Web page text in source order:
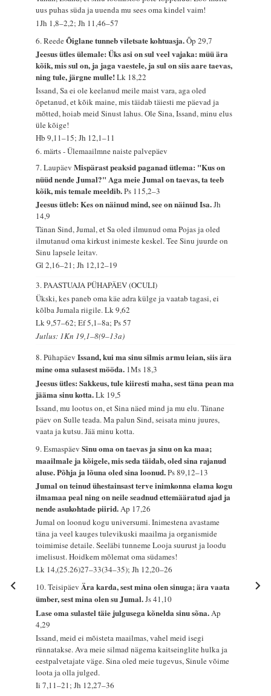
uus puhas süda ja uuenda mu sees oma kindel vaim!
1Jh 1,8–2,2; Jh 11,46–57
6. ReedeÕiglane tunneb viletsate kohtuasja.Õp 29,7
Jeesus ütles ülemale: Üks asi on sul veel vajaka: müü ära
kõik, mis sul on, ja jaga vaestele, ja sul on siis aare taevas,
ning tule, järgne mulle!Lk 18,22
Issand, Sa ei ole keelanud meile maist vara, aga oled
õpetanud, et kõik maine, mis täidab täiesti me päevad ja
mõtted, hoiab meid Sinust lahus. Ole Sina, Issand, minu elus
üle kõige!
Hb 9,11–15; Jh 12,1–11
6. märts - Ülemaailmne naiste palvepäev
7. LaupäevMispärast peaksid paganad ütlema: "Kus on
nüüd nende Jumal?" Aga meie Jumal on taevas, ta teeb
kõik, mis temale meeldib.Ps 115,2–3
Jeesus ütleb: Kes on näinud mind, see on näinud Isa.Jh
14,9
Tänan Sind, Jumal, et Sa oled ilmunud oma Pojas ja oled
ilmutanud oma kirkust inimeste keskel. Tee Sinu juurde on
Sinu lapsele leitav.
Gl 2,16–21; Jh 12,12–19
3. PAASTUAJA PÜHAPÄEV (OCULI)
Ükski, kes paneb oma käe adra külge ja vaatab tagasi, ei
kõlba Jumala riigile.Lk 9,62
Lk 9,57–62; Ef 5,1–8a; Ps 57
Jutlus: 1Kn 19,1–8(9–13a)
8. PühapäevIssand, kui ma sinu silmis armu leian, siis ära
mine oma sulasest mööda. 1Ms 18,3
Jeesus ütles: Sakkeus, tule kiiresti maha, sest täna pean ma
jääma sinu kotta.Lk 19,5
Issand, mu lootus on, et Sina näed mind ja mu elu. Tänane
päev on Sulle teada. Ma palun Sind, seisata minu juures,
vaata ja kutsu. Jää minu kotta.
9. EsmaspäevSinu oma on taevas ja sinu on ka maa;
maailmale ja kõigele, mis seda täidab, oled sina rajanud
aluse. Põhja ja lõuna oled sina loonud.Ps 89,12–13
Jumal on teinud ühestainsast terve inimkonna elama kogu
ilmamaa peal ning on neile seadnud ettemääratud ajad ja
nende asukohtade piirid.Ap 17,26
Jumal on loonud kogu universumi. Inimestena avastame
täna ja veel kauges tulevikuski maailma ja organismide
toimimise detaile. Seeläbi tunneme Looja suurust ja loodu
imelisust. Hoidkem mõlemat oma südames!
Lk 14,(25.26)27–33(34–35); Jh 12,20–26
10. TeisipäevÄra karda, sest mina olen sinuga; ära vaata
ümber, sest mina olen su Jumal.Js 41,10
Lase oma sulastel täie julgusega kõnelda sinu sõna.Ap
4,29
Issand, meid ei mõisteta maailmas, vahel meid isegi
rünnatakse. Ava meie silmad nägema kaitseinglite hulka ja
eestpalvetajate väge. Sina oled meie tugevus, Sinule võime
loota ja olla julged.
Ii 7,11–21; Jh 12,27–36